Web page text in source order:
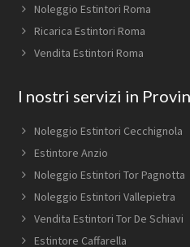
Noleggio Estintori Roma
Ricarica Estintori Roma
Vendita Estintori Roma
I nostri servizi in
Noleggio Estintori Cecchignola
Estintore Anzio
Noleggio Estintori Tor Pagnotta
Noleggio Estintori Vallepietra
Vendita Estintori Tor De Schiavi
Estintore Caffarella